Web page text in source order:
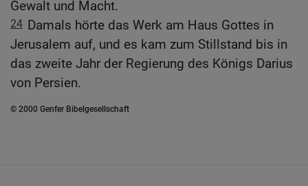
Gewalt und Macht.
24 Damals hörte das Werk am Haus Gottes in
Jerusalem auf, und es kam zum Stillstand bis in
das zweite Jahr der Regierung des Königs Darius
von Persien.
© 2000 Genfer Bibelgesellschaft